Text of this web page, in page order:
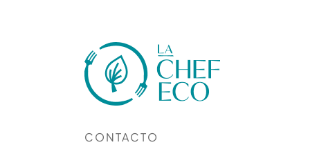
CONTACTO